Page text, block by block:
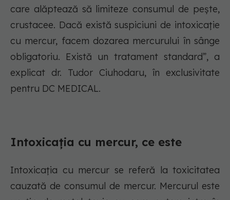
care alăptează să limiteze consumul de pește,
crustacee. Dacă există suspiciuni de intoxicație
cu mercur, facem dozarea mercurului în sânge
obligatoriu. Există un tratament standard”, a
explicat dr. Tudor Ciuhodaru, în exclusivitate
pentru DC MEDICAL.
Intoxicația cu mercur, ce este
Intoxicația cu mercur se referă la toxicitatea
cauzată de consumul de mercur. Mercurul este